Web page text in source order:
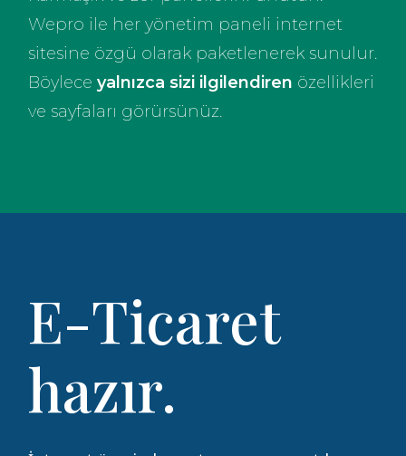
Wepro ile her yönetim paneli internet
sitesine özgü olarak paketlenerek sunulur.
Böyleceyalnızca sizi ilgilendiren özellikleri
ve sayfaları görürsünüz.
E-Ticaret
hazır.